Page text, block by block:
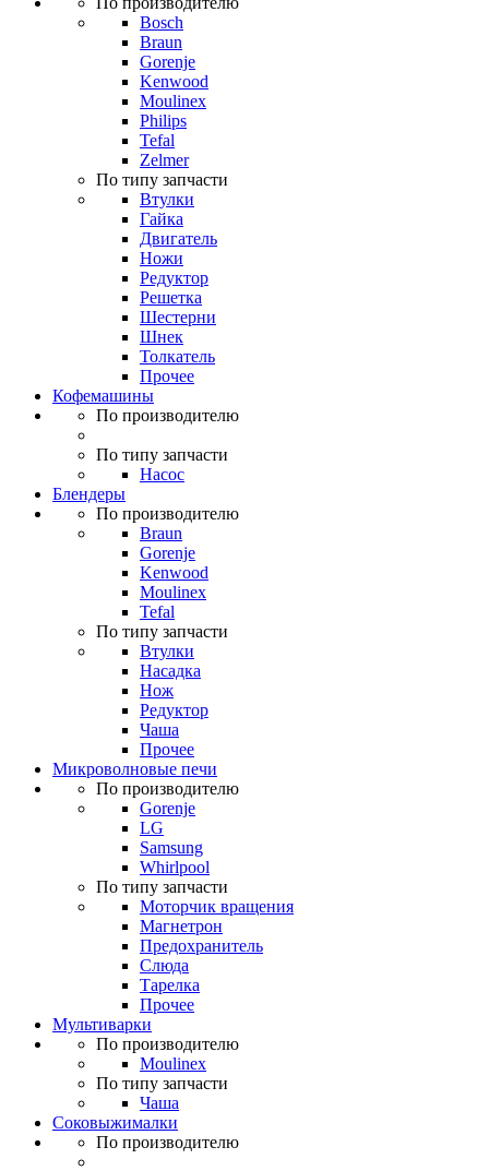
Bosch
Braun
Gorenje
Kenwood
Moulinex
Philips
Tefal
Zelmer
По типу запчасти
Втулки
Гайка
Двигатель
Ножи
Редуктор
Решетка
Шестерни
Шнек
Толкатель
Прочее
Кофемашины
По производителю
По типу запчасти
Насос
Блендеры
По производителю
Braun
Gorenje
Kenwood
Moulinex
Tefal
По типу запчасти
Втулки
Насадка
Нож
Редуктор
Чаша
Прочее
Микроволновые печи
По производителю
Gorenje
LG
Samsung
Whirlpool
По типу запчасти
Моторчик вращения
Магнетрон
Предохранитель
Слюда
Тарелка
Прочее
Мультиварки
По производителю
Moulinex
По типу запчасти
Чаша
Соковыжималки
По производителю